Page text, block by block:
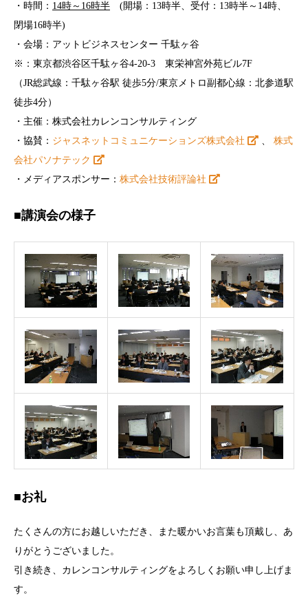
・時間： 14時～16時半 (開場：13時半、受付：13時半～14時、
閉場16時半)
・会場：アットビジネスセンター 千駄ヶ谷
※：東京都渋谷区千駄ヶ谷4-20-3 東栄神宮外苑ビル7F
（JR総武線：千駄ヶ谷駅 徒歩5分/東京メトロ副都心線：北参道駅
徒歩4分）
・主催：株式会社カレンコンサルティング
・協賛： ジャスネットコミュニケーションズ株式会社 、 株式
会社パソナテック
・メディアスポンサー： 株式会社技術評論社
■講演会の様子
■お礼
たくさんの方にお越しいただき、また暖かいお言葉も頂戴し、あ
りがとうございました。
引き続き、カレンコンサルティングをよろしくお願い申し上げま
す。